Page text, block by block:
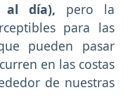
al día), pero la
para las
pueden pasar
en las costas
de nuestras